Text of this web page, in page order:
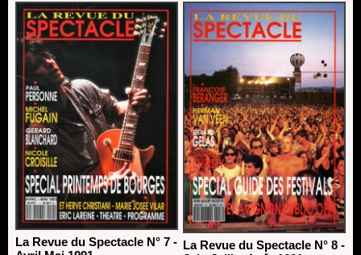
La Revue du Spectacle N° 7 - La Revue du Spectacle N° 8 -